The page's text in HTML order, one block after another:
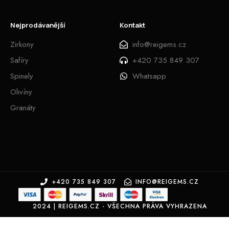
Nejprodávanější
Zirkony
Safíry
Spinely
Olivíny
Granáty
Kontakt
info@reigems.cz
+420 735 849 307
Whatsapp
+420 735 849 307 INFO@REIGEMS.CZ
2024 | REIGEMS.CZ - VŠECHNA PRÁVA VYHRAZENA